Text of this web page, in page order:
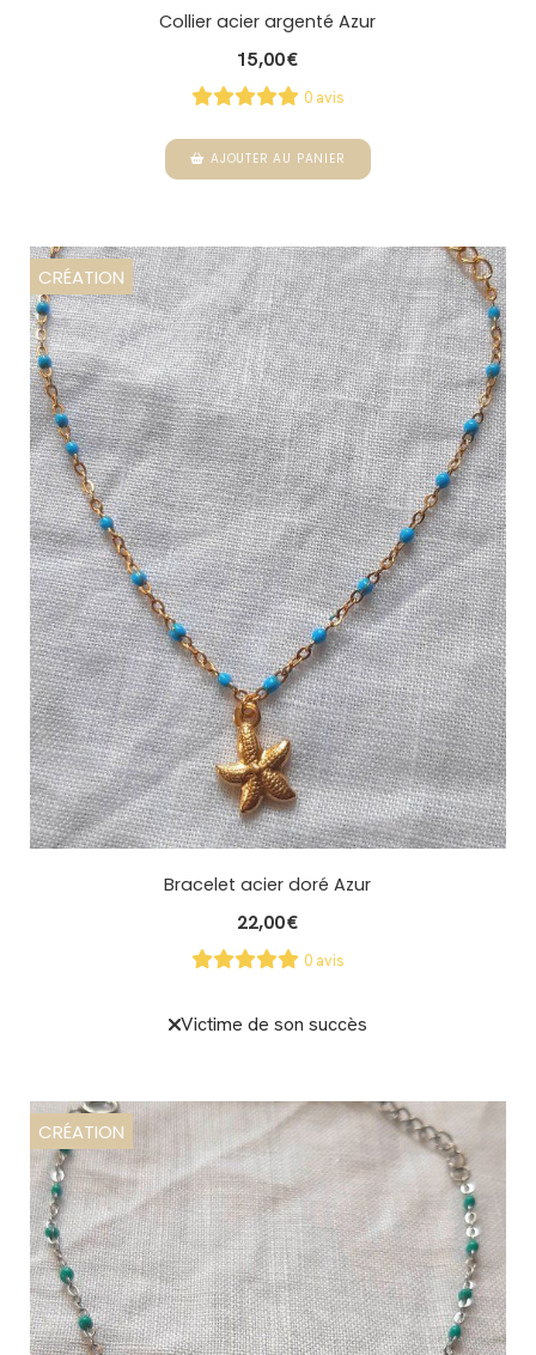
Collier acier argenté Azur
15,00€
0 avis
AJOUTER AU PANIER
CRÉATION
Bracelet acier doré Azur
22,00€
0 avis
Victime de son succès
CRÉATION